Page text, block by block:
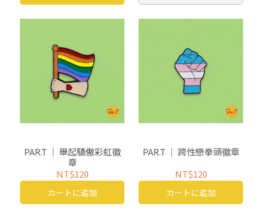
PAR.T ｜ 舉起驕傲彩虹徽
章
NT$120
カートに追加
PAR.T ｜ 跨性戀拳頭徽章
NT$120
カートに追加